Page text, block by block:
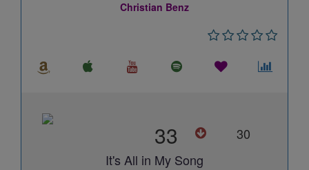
Christian Benz
33
30
It's All in My Song